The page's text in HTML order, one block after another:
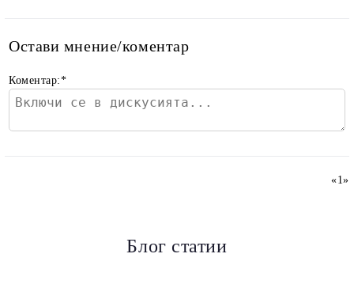
Остави мнение/коментар
Коментар:*
«1»
Блог статии